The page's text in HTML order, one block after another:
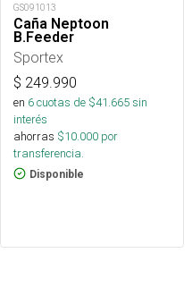
GS091013
Caña Neptoon
B.Feeder
Sportex
$ 249.990
en 6cuotas de $41.665sin
interés
ahorras $10.000 por
transferencia.
Disponible